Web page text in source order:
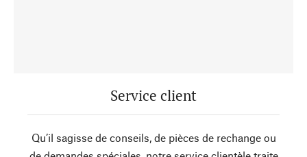
Service client
Qu’il sagisse de conseils, de pièces de rechange ou